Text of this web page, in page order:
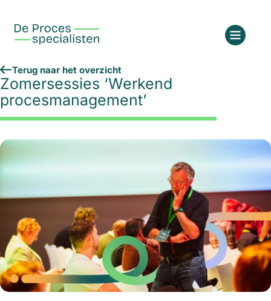
Terug naar het overzicht
Zomersessies ‘Werkend
procesmanagement’